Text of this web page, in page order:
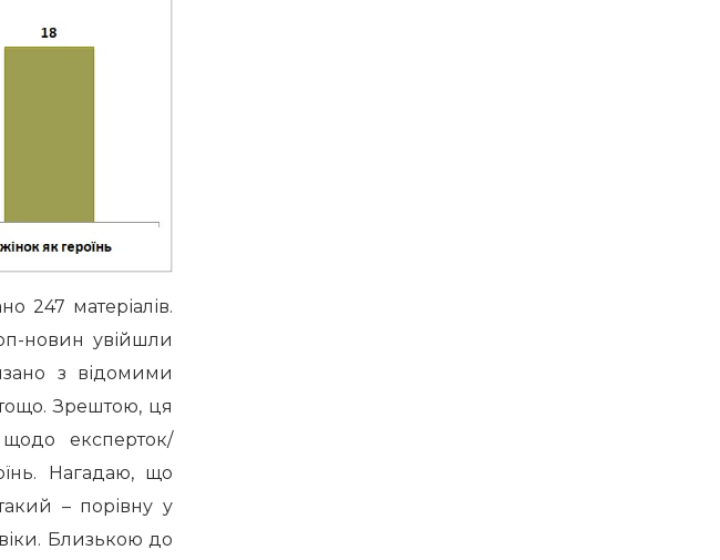
247 матеріалів.
новин увійшли
з відомими
Зрештою, ця
експерток/
Нагадаю, що
– порівну у
Близькою до